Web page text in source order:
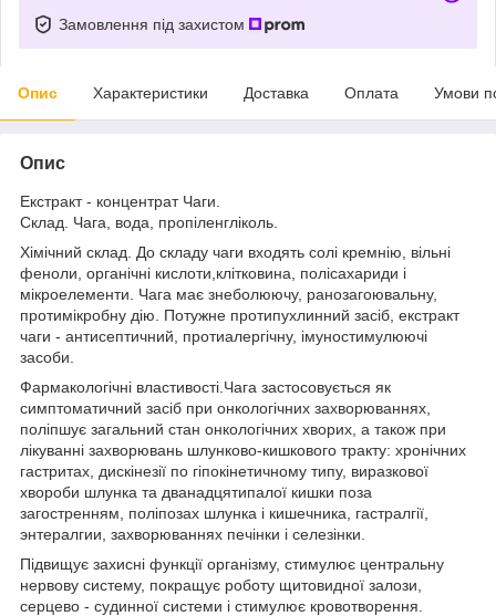
Замовлення під захистом
Опис Характеристики Доставка Оплата Умови
Опис
Екстракт - концентрат Чаги.
Склад. Чага, вода, пропіленгліколь.
Хімічний склад. До складу чаги входять солі кремнію, вільні
феноли, органічні кислоти,клітковина, полісахариди і
мікроелементи. Чага має знеболюючу, ранозагоювальну,
протимікробну дію. Потужне протипухлинний засіб, екстракт
чаги - антисептичний, протиалергічну, імуностимулюючі
засоби.
Фармакологічні властивості.Чага застосовується як
симптоматичний засіб при онкологічних захворюваннях,
поліпшує загальний стан онкологічних хворих, а також при
лікуванні захворювань шлунково-кишкового тракту: хронічних
гастритах, дискінезії по гіпокінетичному типу, виразкової
хвороби шлунка та дванадцятипалої кишки поза
загостренням, поліпозах шлунка і кишечника, гастралгії,
энтералгии, захворюваннях печінки і селезінки.
Підвищує захисні функції організму, стимулює центральну
нервову систему, покращує роботу щитовидної залози,
серцево - судинної системи і стимулює кровотворення.